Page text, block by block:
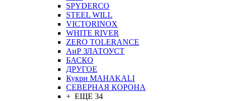
SPYDERCO
STEEL WILL
VICTORINOX
WHITE RIVER
ZERO TOLERANCE
АиР ЗЛАТОУСТ
БАСКО
ДРУГОЕ
Кукри MAHAKALI
СЕВЕРНАЯ КОРОНА
+ ЕЩЕ 34